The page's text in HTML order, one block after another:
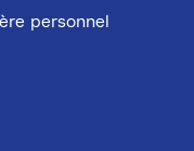
personnel